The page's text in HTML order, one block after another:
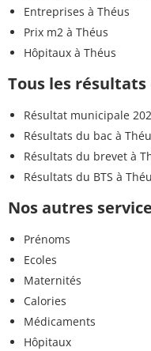
Entreprises à Théus
Prix m2 à Théus
Hôpitaux à Théus
Tous les
Résultat municipale
Résultats du bac à
Résultats du brevet à
Résultats du BTS à
Nos autres
Prénoms
Ecoles
Maternités
Calories
Médicaments
Hôpitaux